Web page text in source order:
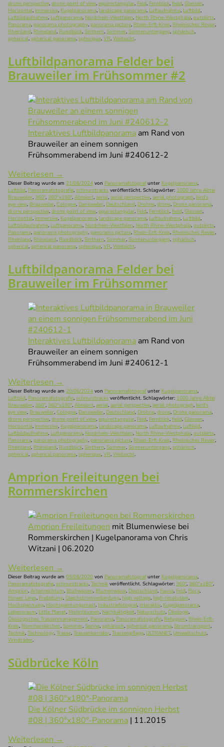
drone perspective, drone point of view, equirectangular, Feld, Fernblick, field, Glessen,
Horizontal, immersive, Kugelpanorama, landscape panorama, Luftaufnahme, Luftbild,
Luftbildaufnahme, Luftpanorama, Nordrhein-Westfalen, North Rhine-Westphalia, outskirts,
Panorama, panorama photography, panorama picture, Rhein-Erft-Kreis, Rheinisches Revier,
Rheinland, Rhineland, Rundblick, Sinthern, Sommer, Sonnenuntergang, sphärisch,
spherical, spherical panorama, spherique, VR, Weitsicht.
Luftbildpanorama Felder bei
Brauweiler im Frühsommer #2
Interaktives Luftbildpanorama am Rand von
Brauweiler an einem sonnigen
Frühsommerabend im Juni #240612-2
Weiterlesen →
Dieser Beitrag wurde am 21/06/2024 von Panoramafotografunter Kugelpanorama,
Luftbild, Panoramafotografie, schnurstracks veröffentlicht. Schlagwörter: 1000 Jahre Abtei
Brauweiler, 360°, 360°x180°, Abteiort, aerial, aerial perspective, aerial photograph, bird's
eye view, Brauweiler, Cologne, Dansweiler, Deutschland, Drohne, drone, Drone panorama,
drone perspective, drone point of view, equirectangular, Feld, Fernblick, field, Glessen,
Horizontal, immersive, Kugelpanorama, landscape panorama, Luftaufnahme, Luftbild,
Luftbildaufnahme, Luftpanorama, Nordrhein-Westfalen, North Rhine-Westphalia, outskirts,
Panorama, panorama photography, panorama picture, Rhein-Erft-Kreis, Rheinisches Revier,
Rheinland, Rhineland, Rundblick, Sinthern, Sommer, Sonnenuntergang, sphärisch,
spherical, spherical panorama, spherique, VR, Weitsicht.
Luftbildpanorama Felder bei
Brauweiler im Frühsommer
Interaktives Luftbildpanorama am Rand von
Brauweiler an einem sonnigen
Frühsommerabend im Juni #240612-1
Weiterlesen →
Dieser Beitrag wurde am 20/06/2024 von Panoramafotografunter Kugelpanorama,
Luftbild, Panoramafotografie, schnurstracks veröffentlicht. Schlagwörter: 1000 Jahre Abtei
Brauweiler, 360°, 360°x180°, Abteiort, aerial, aerial perspective, aerial photograph, bird's
eye view, Brauweiler, Cologne, Dansweiler, Deutschland, Drohne, drone, Drone panorama,
drone perspective, drone point of view, equirectangular, Feld, Fernblick, field, Glessen,
Horizontal, immersive, Kugelpanorama, landscape panorama, Luftaufnahme, Luftbild,
Luftbildaufnahme, Luftpanorama, Nordrhein-Westfalen, North Rhine-Westphalia, outskirts,
Panorama, panorama photography, panorama picture, Rhein-Erft-Kreis, Rheinisches Revier,
Rheinland, Rhineland, Rundblick, Sinthern, Sommer, Sonnenuntergang, sphärisch,
spherical, spherical panorama, spherique, VR, Weitsicht.
Amprion Freileitungen bei
Rommerskirchen
Amprion Freileitungen mit Blumenwiese bei
Rommerskirchen | Kugelpanorama von Chris
Witzani | 06.2020
Weiterlesen →
Dieser Beitrag wurde am 05/06/2020 von Panoramafotografunter Kugelpanorama,
Panoramafotografie, schnurstracks, Technik veröffentlicht. Schlagwörter: 360°, 360°x180°,
Amprion, Artenreichtum, Blühwiesen, Blumenwiese, Deutschland, Fauna, Feld, Flora,
Flower Lines, Freileitung, Gleichstromverbindung, high voltage, high-resolution,
Hochspannung, Hochspannungsmast, Industriefotograf, interaktiv, Kugelpanorama,
Lebensraum, Little Planet, Mohnblumen, Nachhaltigkeit, Naturschutz, Ökologie,
Ökologisches Trassenmanagement, Panorama, Panoramafotografie, Refugium, Rhein-Erft-
Kreis, Rommerskirchen, Sommer, Sonne, sphärisch, spherical panorama, Stromtransport,
Technik, Technology, Trasse, Trassenkorridor, Trassenpflege, ULTRANET, Umweltschutz,
Windräder.
Südbrücke Köln
Die Kölner Südbrücke im sonnigen Herbst
#08 | 360°x180°-Panorama | 11.2015
Weiterlesen →